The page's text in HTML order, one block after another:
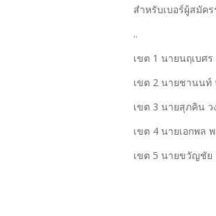
สำหรับเบอร์ผู้สมัค
..
เขต 1 นายนฤเบศ
เขต 2 นายชานนท์
เขต 3 นายสุภคิน ว
เขต 4 นายเอกพล
เขต 5 นายขวัญชัย